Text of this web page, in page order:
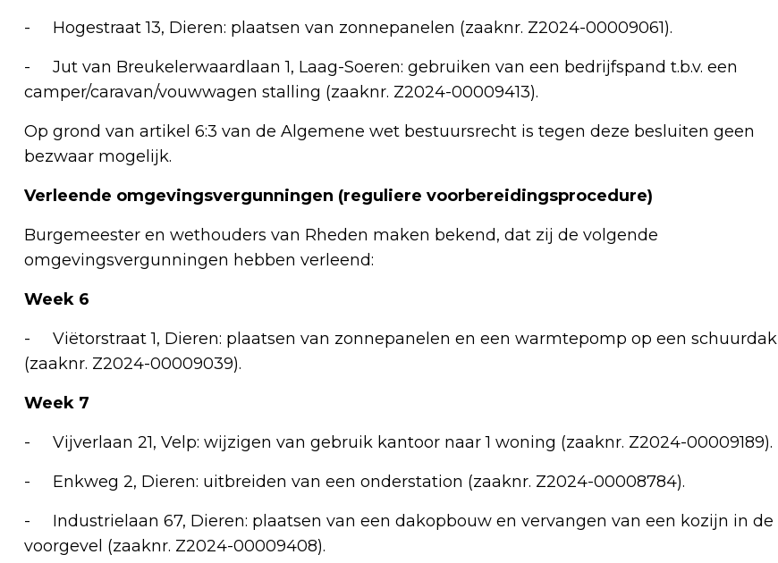
- Hogestraat 13, Dieren: plaatsen van zonnepanelen (zaaknr. Z2024-00009061).
- Jut van Breukelerwaardlaan 1, Laag-Soeren: gebruiken van een bedrijfspand t.b.v. een
camper/caravan/vouwwagen stalling (zaaknr. Z2024-00009413).
Op grond van artikel 6:3 van de Algemene wet bestuursrecht is tegen deze besluiten geen
bezwaar mogelijk.
Verleende omgevingsvergunningen (reguliere voorbereidingsprocedure)
Burgemeester en wethouders van Rheden maken bekend, dat zij de volgende
omgevingsvergunningen hebben verleend:
Week 6
- Viëtorstraat 1, Dieren: plaatsen van zonnepanelen en een warmtepomp op een schuurdak
(zaaknr. Z2024-00009039).
Week 7
- Vijverlaan 21, Velp: wijzigen van gebruik kantoor naar 1 woning (zaaknr. Z2024-00009189).
- Enkweg 2, Dieren: uitbreiden van een onderstation (zaaknr. Z2024-00008784).
- Industrielaan 67, Dieren: plaatsen van een dakopbouw en vervangen van een kozijn in de
voorgevel (zaaknr. Z2024-00009408).